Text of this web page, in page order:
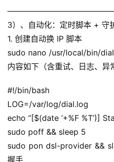
3）、自动化：定时脚本 + 守
1. 创建自动换 IP 脚本
sudo nano /usr/local/bin/
内容如下（含重试、日志、异
#!/bin/bash
LOG=/var/log/dial.log
echo “[$(date ‘+%F %T’)]
sudo poff && sleep 5
sudo pon dsl-provider &&
握手